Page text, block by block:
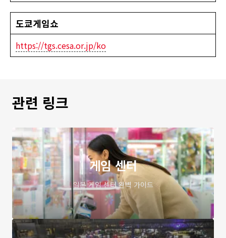
도쿄게임쇼
https://tgs.cesa.or.jp/ko
관련 링크
게임 센터
일본 게임 센터 완벽 가이드